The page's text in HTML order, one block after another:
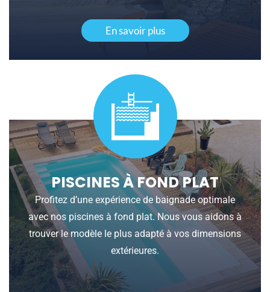
En savoir plus
PISCINES À FOND PLAT
Profitez d’une expérience de baignade optimale
avec nos piscines à fond plat. Nous vous aidons à
trouver le modèle le plus adapté à vos dimensions
extérieures.